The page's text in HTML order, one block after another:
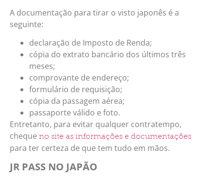
A documentação para tirar o visto japonês é a
seguinte:
declaração de Imposto de Renda;
cópia do extrato bancário dos últimos três
meses;
comprovante de endereço;
formulário de requisição;
cópia da passagem aérea;
passaporte válido e foto.
Entretanto, para evitar qualquer contratempo,
cheque no site as informações e documentações
para ter certeza de que tem tudo em mãos.
JR PASS NO JAPÃO